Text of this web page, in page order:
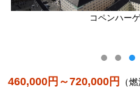
コペンハーゲンの街
460,000円～720,000円 （